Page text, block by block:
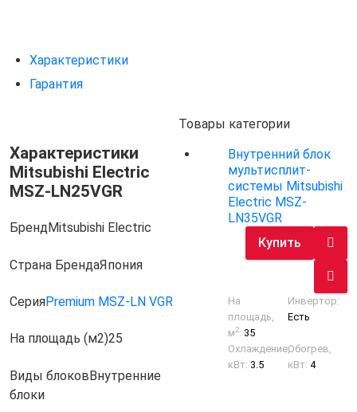
Характеристики
Гарантия
Характеристики
Mitsubishi Electric
MSZ-LN25VGR
БрендMitsubishi Electric
Страна БрендаЯпония
СерияPremium MSZ-LN VGR
На площадь (м2)25
Виды блоковВнутренние
блоки
Товары категории
Внутренний блок
мультисплит-
системы Mitsubishi
Electric MSZ-
LN35VGR
Купить
На
площадь,
м2: 35
Инвертор:
Есть
Охлаждение,
кВт: 3.5
Обогрев,
кВт:4